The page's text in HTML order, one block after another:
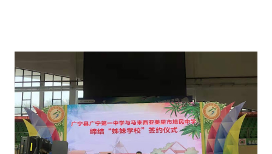
羊”， 每一項決定都關係到學生的未來。對於華教支持者來說，
要一所學校在健康中成長，校董部扮演舉足輕重的角色。 換言
之，也只有健全的校董部，才能為人帶來信心，進而給予支持，
使華教事業能永續發展。 為學校注入新元素 對於許慶璋而言，董
事長不應在位太久，應懂得適而退位。正所謂“ 新人事、新作
36%，可說新陳代謝， 真是可喜可賀，為整個董事會注入一針興
奮劑！ 祝愿培民中學在新屆董事會領導下《群策群力，集思廣
益》 為獨中樹立新形象、新榜樣！ 茲將培民中學新屆董事會陣容
名單公佈如下： 培民中學第22屆（2020-2022年度）董事會 董事
長:許為隆 署理董事長：陳則勝 副董事長 ：陳聯褒 副董事長 ：